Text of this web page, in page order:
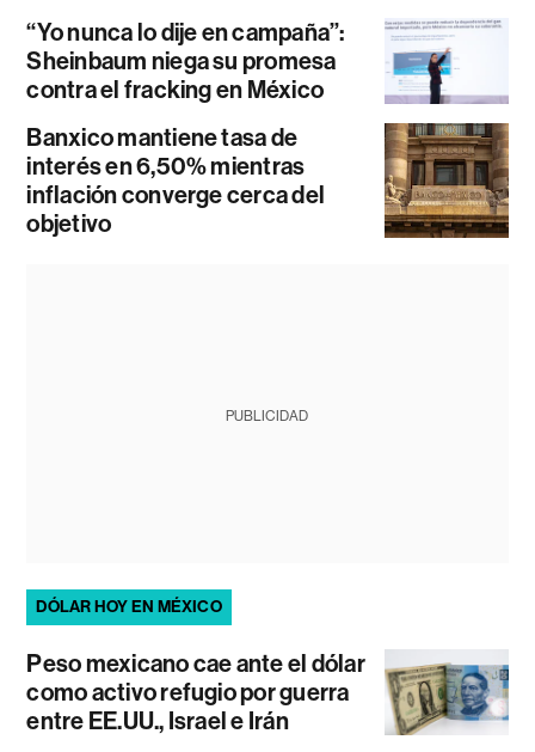
“Yo nunca lo dije en campaña”:
Sheinbaum niega su promesa
contra el fracking en México
Banxico mantiene tasa de
interés en 6,50% mientras
inflación converge cerca del
objetivo
PUBLICIDAD
DÓLAR HOY EN MÉXICO
Peso mexicano cae ante el dólar
como activo refugio por guerra
entre EE.UU., Israel e Irán